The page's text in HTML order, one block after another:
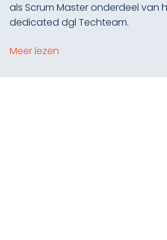
als Scrum Master onderdeel van
dedicated dgl Techteam.
Meer lezen